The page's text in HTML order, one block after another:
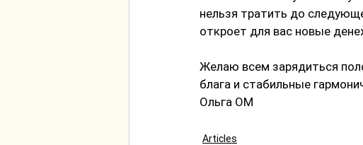
нельзя тратить до
откроет для вас новые
Желаю всем зарядиться
блага и стабильные
Ольга OM
Articles